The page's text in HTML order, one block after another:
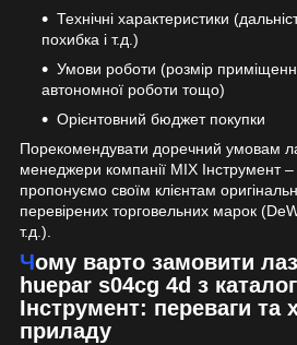
Технічні характеристики
похибка і т.д.)
Умови роботи (розмір
автономної роботи тощо)
Орієнтовний бюджет покупки
Порекомендувати доречний умовам
менеджери компанії MIX Інструмент
пропонуємо своїм клієнтам
перевірених торговельних марок
т.д.).
Чому варто замовити лазерний рівень
huepar s04cg 4d з
Інструмент: переваги та
приладу